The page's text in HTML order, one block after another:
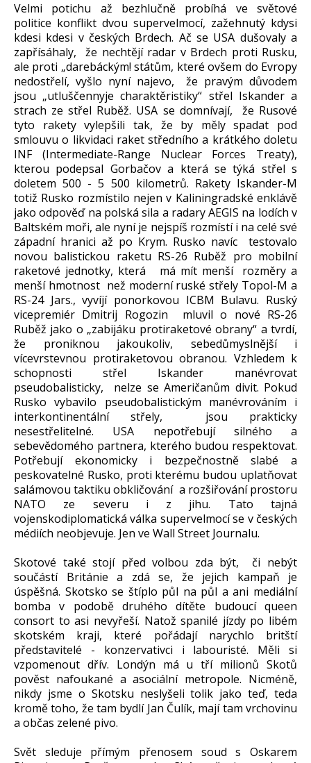
Velmi potichu až bezhlučně probíhá ve světové
politice konflikt dvou supervelmocí, zažehnutý kdysi
kdesi kdesi v českých Brdech. Ač se USA dušovaly a
zapřísáhaly, že nechtějí radar v Brdech proti Rusku,
ale proti „darebáckým! státům, které ovšem do Evropy
nedostřelí, vyšlo nyní najevo, že pravým důvodem
jsou „utluščennyje charaktěristiky“ střel Iskander a
strach ze střel Ruběž. USA se domnívají, že Rusové
tyto rakety vylepšili tak, že by měly spadat pod
smlouvu o likvidaci raket středního a krátkého doletu
INF (Intermediate-Range Nuclear Forces Treaty),
kterou podepsal Gorbačov a která se týká střel s
doletem 500 - 5 500 kilometrů. Rakety Iskander-M
totiž Rusko rozmístilo nejen v Kaliningradské enklávě
jako odpověď na polská sila a radary AEGIS na lodích v
Baltském moři, ale nyní je nejspíš rozmístí i na celé své
západní hranici až po Krym. Rusko navíc testovalo
novou balistickou raketu RS-26 Ruběž pro mobilní
raketové jednotky, která má mít menší rozměry a
menší hmotnost než moderní ruské střely Topol-M a
RS-24 Jars., vyvíjí ponorkovou ICBM Bulavu. Ruský
vicepremiér Dmitrij Rogozin mluvil o nové RS-26
Ruběž jako o „zabijáku protiraketové obrany“ a tvrdí,
že proniknou jakoukoliv, sebedůmyslnější i
vícevrstevnou protiraketovou obranou. Vzhledem k
schopnosti střel Iskander manévrovat
pseudobalisticky, nelze se Američanům divit. Pokud
Rusko vybavilo pseudobalistickým manévrováním i
interkontinentální střely, jsou prakticky
nesestřelitelné. USA nepotřebují silného a
sebevědomého partnera, kterého budou respektovat.
Potřebují ekonomicky i bezpečnostně slabé a
peskovatelné Rusko, proti kterému budou uplatňovat
salámovou taktiku obkličování a rozšiřování prostoru
NATO ze severu i z jihu. Tato tajná
vojenskodiplomatická válka supervelmocí se v českých
médiích neobjevuje. Jen ve Wall Street Journalu.
Skotové také stojí před volbou zda být, či nebýt
součástí Británie a zdá se, že jejich kampaň je
úspěšná. Skotsko se štíplo půl na půl a ani mediální
bomba v podobě druhého dítěte budoucí queen
consort to asi nevyřeší. Natož spanilé jízdy po libém
skotském kraji, které pořádají narychlo britští
představitelé - konzervativci i labouristé. Měli si
vzpomenout dřív. Londýn má u tří milionů Skotů
pověst nafoukané a asociální metropole. Nicméně,
nikdy jsme o Skotsku neslyšeli tolik jako teď, teda
kromě toho, že tam bydlí Jan Čulík, mají tam vrchovinu
a občas zelené pivo.
Svět sleduje přímým přenosem soud s Oskarem